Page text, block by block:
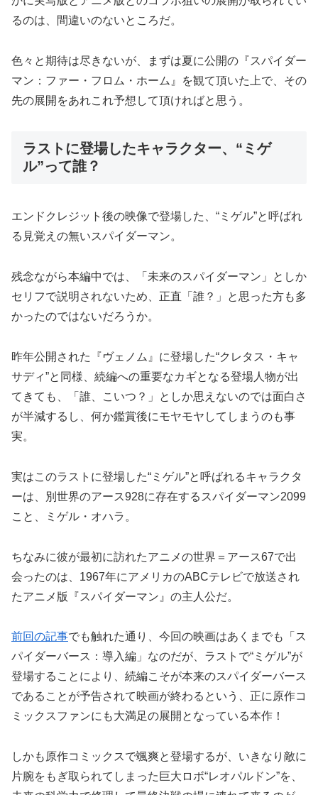
るのは、間違いのないところだ。
色々と期待は尽きないが、まずは夏に公開の『スパイダー
マン：ファー・フロム・ホーム』を観て頂いた上で、その
先の展開をあれこれ予想して頂ければと思う。
ラストに登場したキャラクター、“ミゲ
ル”って誰？
エンドクレジット後の映像で登場した、“ミゲル”と呼ばれ
る見覚えの無いスパイダーマン。
残念ながら本編中では、「未来のスパイダーマン」としか
セリフで説明されないため、正直「誰？」と思った方も多
かったのではないだろうか。
昨年公開された『ヴェノム』に登場した“クレタス・キャ
サディ”と同様、続編への重要なカギとなる登場人物が出
てきても、「誰、こいつ？」としか思えないのでは面白さ
が半減するし、何か鑑賞後にモヤモヤしてしまうのも事
実。
実はこのラストに登場した“ミゲル”と呼ばれるキャラクタ
ーは、別世界のアース928に存在するスパイダーマン2099
こと、ミゲル・オハラ。
ちなみに彼が最初に訪れたアニメの世界＝アース67で出
会ったのは、1967年にアメリカのABCテレビで放送され
たアニメ版『スパイダーマン』の主人公だ。
前回の記事でも触れた通り、今回の映画はあくまでも「ス
パイダーバース：導入編」なのだが、ラストで“ミゲル”が
登場することにより、続編こそが本来のスパイダーバース
であることが予告されて映画が終わるという、正に原作コ
ミックスファンにも大満足の展開となっている本作！
しかも原作コミックスで颯爽と登場するが、いきなり敵に
片腕をもぎ取られてしまった巨大ロボ“レオパルドン”を、